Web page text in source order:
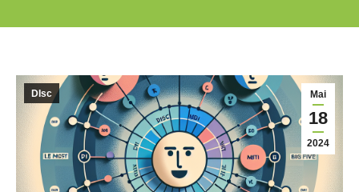
Mai
18
2024
DIsc